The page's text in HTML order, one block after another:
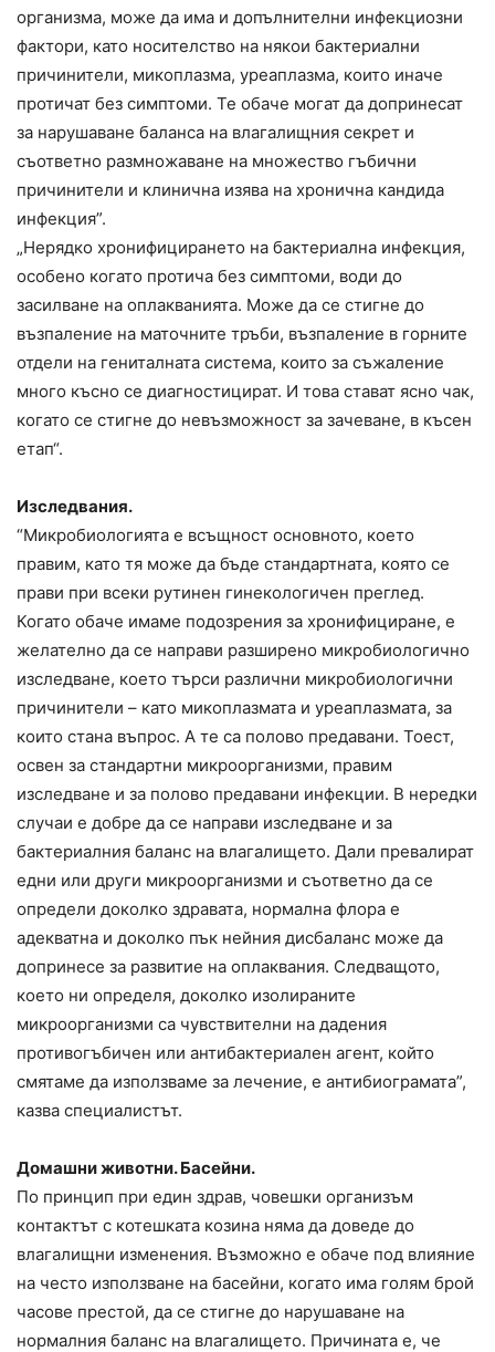
организма, може да има и допълнителни инфекциозни
фактори, като носителство на някои бактериални
причинители, микоплазма, уреаплазма, които иначе
протичат без симптоми. Те обаче могат да допринесат
за нарушаване баланса на влагалищния секрет и
съответно размножаване на множество гъбични
причинители и клинична изява на хронична кандида
инфекция”.
„Нерядко хронифицирането на бактериална инфекция,
особено когато протича без симптоми, води до
засилване на оплакванията. Може да се стигне до
възпаление на маточните тръби, възпаление в горните
отдели на гениталната система, които за съжаление
много късно се диагностицират. И това стават ясно чак,
когато се стигне до невъзможност за зачеване, в късен
етап“.
Изследвания.
“Микробиологията е всъщност основното, което
правим, като тя може да бъде стандартната, която се
прави при всеки рутинен гинекологичен преглед.
Когато обаче имаме подозрения за хронифициране, е
желателно да се направи разширено микробиологично
изследване, което търси различни микробиологични
причинители – като микоплазмата и уреаплазмата, за
които стана въпрос. А те са полово предавани. Тоест,
освен за стандартни микроорганизми, правим
изследване и за полово предавани инфекции. В нередки
случаи е добре да се направи изследване и за
бактериалния баланс на влагалището. Дали превалират
едни или други микроорганизми и съответно да се
определи доколко здравата, нормална флора е
адекватна и доколко пък нейния дисбаланс може да
допринесе за развитие на оплаквания. Следващото,
което ни определя, доколко изолираните
микроорганизми са чувствителни на дадения
противогъбичен или антибактериален агент, който
смятаме да използваме за лечение, е антибиограмата”,
казва специалистът.
Домашни животни. Басейни.
По принцип при един здрав, човешки организъм
контактът с котешката козина няма да доведе до
влагалищни изменения. Възможно е обаче под влияние
на често използване на басейни, когато има голям брой
часове престой, да се стигне до нарушаване на
нормалния баланс на влагалището. Причината е, че